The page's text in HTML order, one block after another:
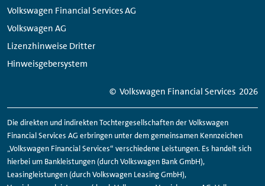
Volkswagen Financial Services AG
Volkswagen AG
Lizenzhinweise Dritter
Hinweisgebersystem
© Volkswagen Financial Services 2026
Die direkten und indirekten Tochtergesellschaften der Volkswagen
FinancialServices AG erbringen unter dem gemeinsamen Kennzeichen
„Volkswagen FinancialServices“ verschiedene Leistungen. Es handelt sich
hierbei um Bankleistungen (durch Volkswagen Bank GmbH),
Leasingleistungen (durch Volkswagen Leasing GmbH),